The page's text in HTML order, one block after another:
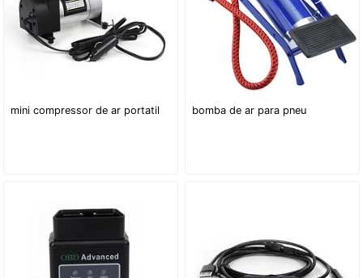
mini compressor de ar portatil bomba de ar para pneu